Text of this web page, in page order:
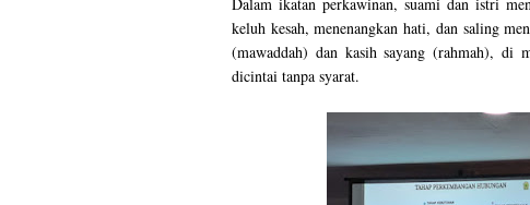
keluh kesah, menenangkan hati, dan saling
(mawaddah) dan kasih sayang (rahmah), di
dicintai tanpa syarat.